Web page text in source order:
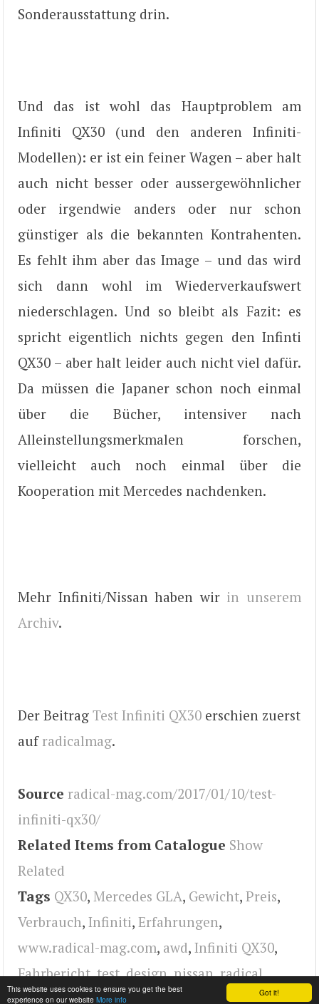
Got it!
This website uses cookies to ensure you get the best
experience on our website More info
Sonderausstattung drin.
Und das ist wohl das Hauptproblem am
Infiniti QX30 (und den anderen Infiniti-
Modellen): er ist ein feiner Wagen – aber halt
auch nicht besser oder aussergewöhnlicher
oder irgendwie anders oder nur schon
günstiger als die bekannten Kontrahenten.
Es fehlt ihm aber das Image – und das wird
sich dann wohl im Wiederverkaufswert
niederschlagen. Und so bleibt als Fazit: es
spricht eigentlich nichts gegen den Infinti
QX30 – aber halt leider auch nicht viel dafür.
Da müssen die Japaner schon noch einmal
über die Bücher, intensiver nach
Alleinstellungsmerkmalen forschen,
vielleicht auch noch einmal über die
Kooperation mit Mercedes nachdenken.
Mehr Infiniti/Nissan haben wir in unserem
Archiv.
Der Beitrag Test Infiniti QX30 erschien zuerst
auf radicalmag.
Source radical-mag.com/2017/01/10/test-
infiniti-qx30/
Related Items from Catalogue Show
Related
Tags QX30, Mercedes GLA, Gewicht, Preis,
Verbrauch, Infiniti, Erfahrungen,
www.radical-mag.com, awd, Infiniti QX30,
Fahrbericht,test,design,nissan,radical